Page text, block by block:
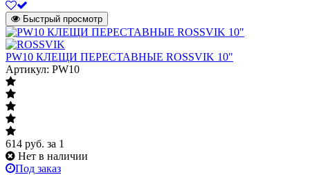
Быстрый просмотр
PW10 КЛЕЩИ ПЕРЕСТАВНЫЕ ROSSVIK 10"
Артикул: PW10
614 руб. за 1
Нет в наличии
Под заказ